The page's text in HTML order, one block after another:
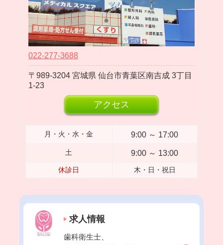
2023年10月
2023年09月
2023年08月
2023年07月
2023年06月
2023年05月
2023年04月
2023年03月
2023年02月
2022年09月
2022年08月
2022年07月
022-277-3688
989-3204 宮城県 仙台市青葉区南吉成 3丁目
1-23
アクセス
月・火・水・金 9:00 ～ 17:00
土 9:00 ～ 13:00
休診日 木・日・祝日
求人情報
歯科衛生士、